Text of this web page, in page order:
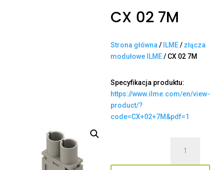
CX 02 7M
Strona główna / ILME/ złącza
modułowe ILME/ CX 02 7M
Specyfikacja produktu:
https://www.ilme.com/en/view-
product/?
code=CX+02+7M&pdf=1
02